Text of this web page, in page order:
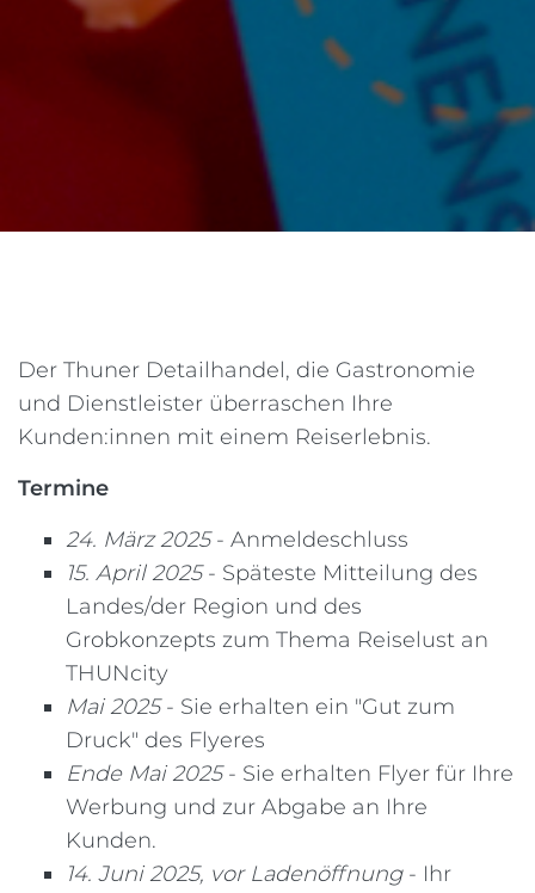
Der Thuner Detailhandel, die Gastronomie
und Dienstleister überraschen Ihre
Kunden:innen mit einem Reiserlebnis.
Termine
24. März 2025- Anmeldeschluss
15. April 2025- Späteste Mitteilung des
Landes/der Region und des
Grobkonzepts zum Thema Reiselust an
THUNcity
Mai 2025- Sie erhalten ein "Gut zum
Druck" des Flyeres
Ende Mai 2025- Sie erhalten Flyer für Ihre
Werbung und zur Abgabe an Ihre
Kunden.
14. Juni 2025, vor Ladenöffnung- Ihr